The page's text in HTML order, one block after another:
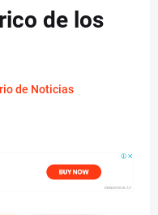
de los
de Noticias